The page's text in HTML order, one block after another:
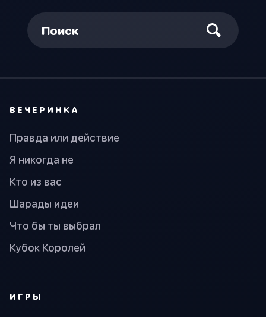
Поиск
ВЕЧЕРИНКА
Правда или действие
Я никогда не
Кто из вас
Шарады идеи
Что бы ты выбрал
Кубок Королей
ИГРЫ